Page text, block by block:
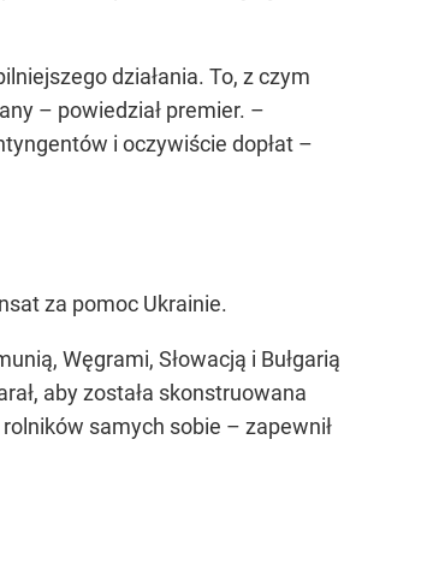
działania. To, z czym
– powiedział premier. –
i oczywiście dopłat –
za pomoc Ukrainie.
Węgrami, Słowacją i Bułgarią
aby została skonstruowana
samych sobie – zapewnił